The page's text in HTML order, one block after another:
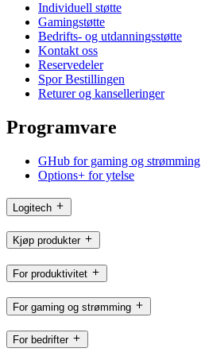
Individuell støtte
Gamingstøtte
Bedrifts- og utdanningsstøtte
Kontakt oss
Reservedeler
Spor Bestillingen
Returer og kanselleringer
Programvare
GHub for gaming og strømming
Options+ for ytelse
Logitech
Kjøp produkter
For produktivitet
For gaming og strømming
For bedrifter